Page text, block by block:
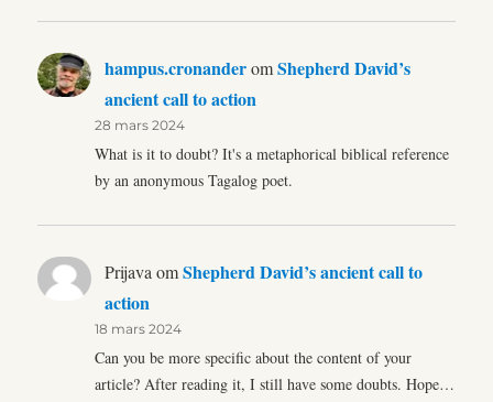
hampus.cronanderomShepherd David’s
ancient call to action
28 mars 2024
What is it to doubt? It's a metaphorical biblical reference
by an anonymous Tagalog poet.
PrijavaomShepherd David’s ancient call to
action
18 mars 2024
Can you be more specific about the content of your
article? After reading it, I still have some doubts. Hope…